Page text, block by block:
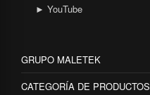
► YouTube
GRUPO MALETEK
CATEGORÍA DE PRODUCTOS